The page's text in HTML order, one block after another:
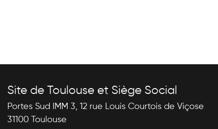
Site de Toulouse et Siège Social
Portes Sud IMM 3, 12 rue Louis Courtois de Viçose
31100 Toulouse